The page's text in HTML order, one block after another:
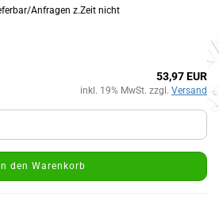
z.Zeit nicht
53,97 EUR
inkl. 19% MwSt. zzgl. Versand
In den Warenkorb